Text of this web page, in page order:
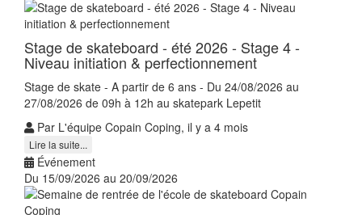
Stage de skateboard - été 2026 - Stage 4 -
Niveau initiation & perfectionnement
Stage de skate - A partir de 6 ans - Du 24/08/2026 au
27/08/2026 de 09h à 12h au skatepark Lepetit
Par L'équipe Copain Coping, il y a 4 mois
Lire la suite...
Événement
Du 15/09/2026 au 20/09/2026